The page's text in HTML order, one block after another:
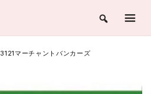
3121マーチャントバンカーズ